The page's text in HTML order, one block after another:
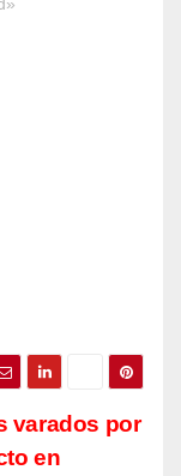
varados por
en